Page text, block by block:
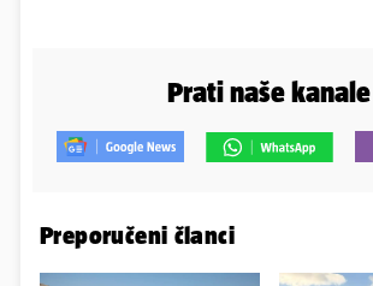
Prati naše kanale
Preporučeni članci